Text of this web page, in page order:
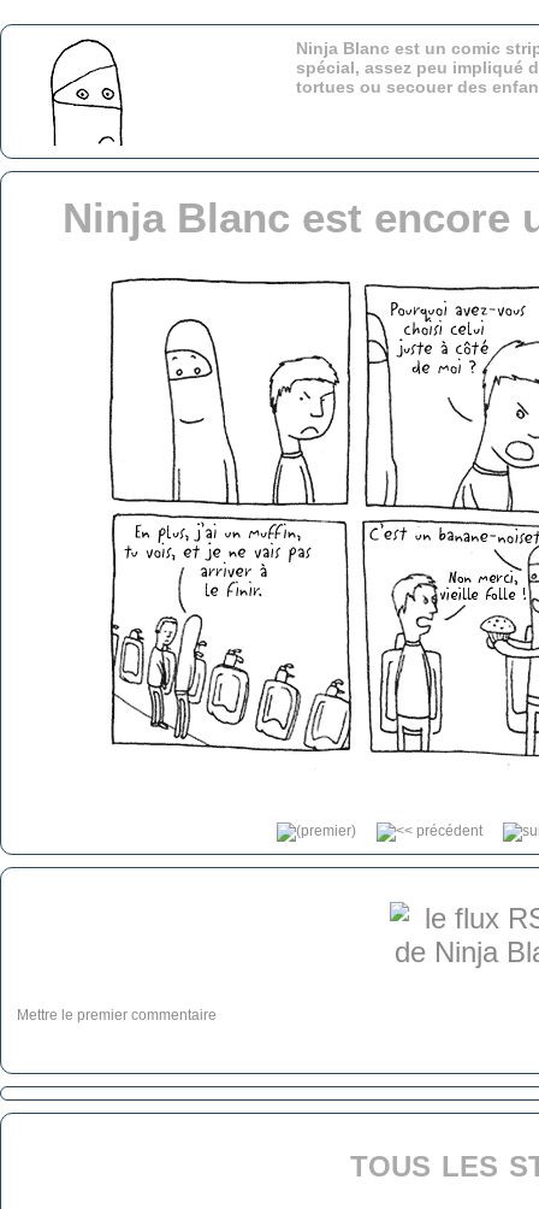
Ninja Blanc est un comic
spécial, assez peu impliqué
tortues ou secouer des
Ninja Blanc est encore
Mettre le premier commentaire
tous les